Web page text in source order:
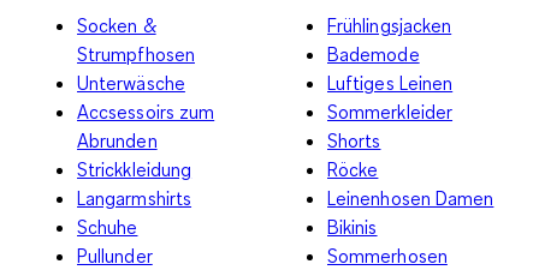
Socken &
Strumpfhosen
Unterwäsche
Accsessoirs zum
Abrunden
Strickkleidung
Langarmshirts
Schuhe
Pullunder
Frühlingsjacken
Bademode
Luftiges Leinen
Sommerkleider
Shorts
Röcke
Leinenhosen Damen
Bikinis
Sommerhosen